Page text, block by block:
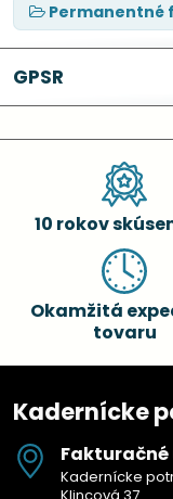
Permanentné
GPSR
10 rokov
Okamžitá
tovaru
Kadernícke
Fakturačné
Kadernícke